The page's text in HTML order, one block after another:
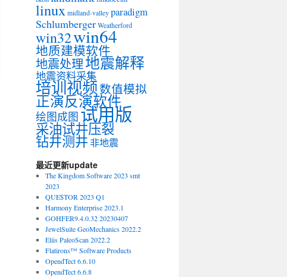
linux midland-valley paradigm
Schlumberger Weatherford
win32win64
地质建模软件
地震处理地震解释
地震资料采集
培训视频数值模拟
正演反演软件
绘图成图试用版
采油试井压裂
钻井测井非地震
最近更新update
The Kingdom Software 2023 smt
2023
QUE$TOR 2023 Q1
Harmony Enterprise 2023.1
GOHFER9.4.0.32 20230407
JewelSuite GeoMechanics 2022.2
Eliis PaleoScan 2022.2
Flatirons™ Software Products
OpendTect 6.6.10
OpendTect 6.6.8